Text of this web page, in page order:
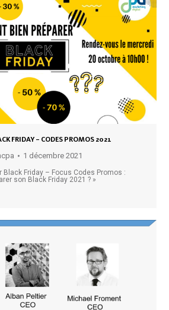
FRIDAY – CODES PROMOS 2021
1 décembre 2021
Black Friday – Focus Codes Promos :
son Black Friday 2021 ? »